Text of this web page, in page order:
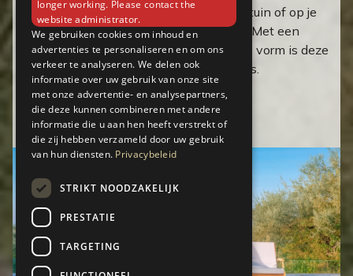
Creëer een stijlvolle schaduwplek in je tuin of op je
terras met deze hoogwaardige parasol. Met een
royale grootte en elegante achthoekige vorm is deze
ideaal voor grote loungesets of eettafels.
Verken
longer working. Please contact the
website administrator.
We gebruiken cookies om inhoud en
advertenties te personaliseren en om ons
verkeer te analyseren. We delen ook
informatie over uw gebruik van onze site
met onze advertentie- en analysepartners,
die deze kunnen combineren met andere
informatie die u aan hen heeft verstrekt of
die zij hebben verzameld door uw gebruik
van hun diensten. Privacybeleid
STRIKT NOODZAKELIJK
PRESTATIE
TARGETING